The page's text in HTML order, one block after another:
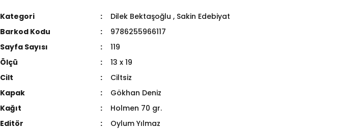
Kategori Dilek Bektaşoğlu , Sakin Edebiyat
Barkod Kodu
9786255966117
Sayfa Sayısı
119
Ölçü
13 x 19
Cilt
Ciltsiz
Kapak
Gökhan Deniz
Kağıt
Holmen 70 gr.
Editör
Oylum Yılmaz